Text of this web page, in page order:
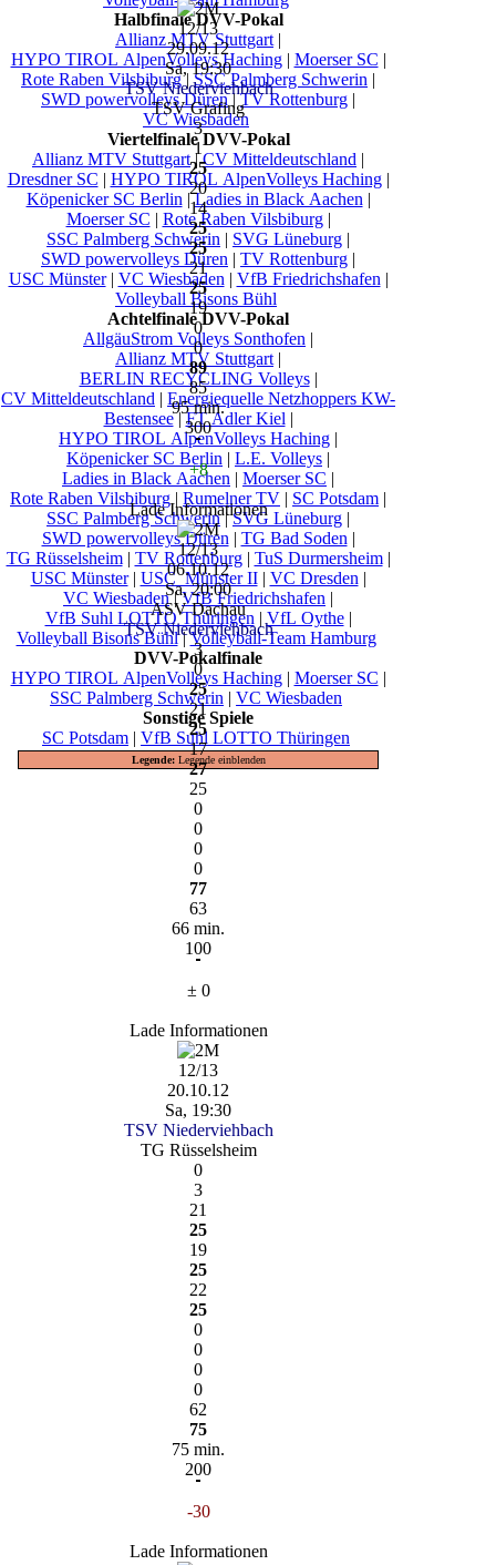
Halbfinale DVV-Pokal
Allianz MTV Stuttgart |
HYPO TIROL AlpenVolleys Haching| Moerser SC |
Rote Raben Vilsbiburg|SSC Palmberg Schwerin |
SWD powervolleys Düren|TV Rottenburg |
VC Wiesbaden
Viertelfinale DVV-Pokal
Allianz MTV Stuttgart|CV Mitteldeutschland |
Dresdner SC | HYPO TIROL AlpenVolleys Haching|
Köpenicker SC Berlin |Ladies in Black Aachen |
Moerser SC | Rote Raben Vilsbiburg|
SSC Palmberg Schwerin | SVG Lüneburg |
SWD powervolleys Düren | TV Rottenburg |
USC Münster| VC Wiesbaden | VfB Friedrichshafen |
Volleyball Bisons Bühl
Achtelfinale DVV-Pokal
AllgäuStrom Volleys Sonthofen |
Allianz MTV Stuttgart |
BERLIN RECYCLING Volleys|
CV Mitteldeutschland | Energiequelle Netzhoppers KW-
Bestensee|FT Adler Kiel |
HYPO TIROL AlpenVolleys Haching |
Köpenicker SC Berlin | L.E. Volleys |
Ladies in Black Aachen | Moerser SC |
Rote Raben Vilsbiburg | Rumelner TV | SC Potsdam |
SSC Palmberg Schwerin|SVG Lüneburg |
SWD powervolleys Düren | TG Bad Soden |
TG Rüsselsheim| TV Rottenburg| TuS Durmersheim|
USC Münster| USC_Münster II| VC Dresden |
VC Wiesbaden|VfB Friedrichshafen |
VfB Suhl LOTTO Thüringen | VfL Oythe|
Volleyball Bisons Bühl|Volleyball-Team Hamburg
DVV-Pokalfinale
HYPO TIROL AlpenVolleys Haching| Moerser SC |
SSC Palmberg Schwerin | VC Wiesbaden
Sonstige Spiele
SC Potsdam | VfB Suhl LOTTO Thüringen
Legende: Legende einblenden
12/13
29.09.12
Sa, 19:30
TSV Niederviehbach
TSV Grafing
3
1
25
20
14
25
25
21
25
19
0
0
89
85
95 min.
300
+8
Lade Informationen
12/13
06.10.12
Sa, 20:00
ASV Dachau
TSV Niederviehbach
3
0
25
21
25
17
27
25
0
0
0
0
77
63
66 min.
100
± 0
Lade Informationen
12/13
20.10.12
Sa, 19:30
TSV Niederviehbach
TG Rüsselsheim
0
3
21
25
19
25
22
25
0
0
0
0
62
75
75 min.
200
-30
Lade Informationen